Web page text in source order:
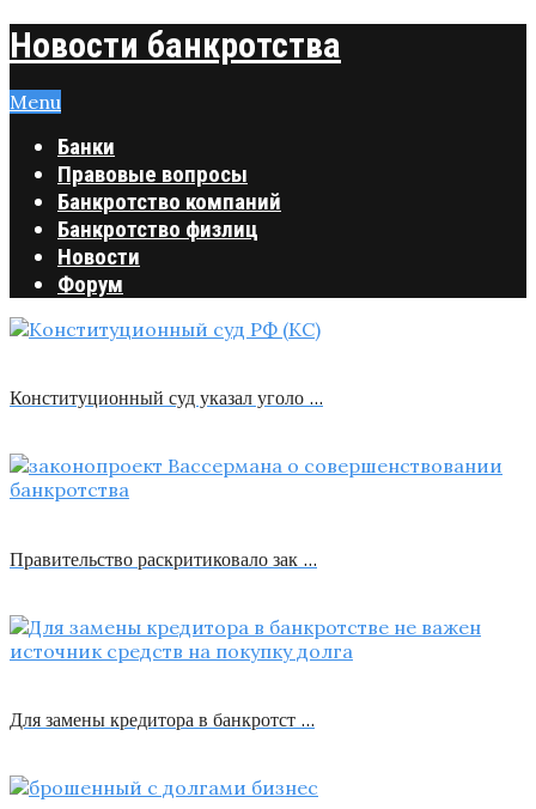
Новости банкротства
Menu
Банки
Правовые вопросы
Банкротство компаний
Банкротство физлиц
Новости
Форум
Конституционный суд указал уголо …
Правительство раскритиковало зак …
Для замены кредитора в банкротст …